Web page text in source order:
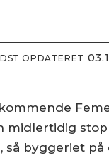
OPDATERET
midlertidig
så byggeriet